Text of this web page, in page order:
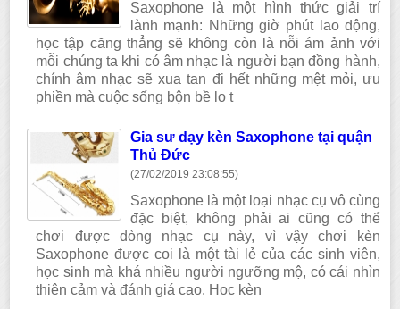
Saxophone là một hình thức giải trí
lành mạnh: Những giờ phút lao động,
học tập căng thẳng sẽ không còn là nỗi ám ảnh với
mỗi chúng ta khi có âm nhạc là người bạn đồng hành,
chính âm nhạc sẽ xua tan đi hết những mệt mỏi, ưu
phiền mà cuộc sống bộn bề lo t
Gia sư dạy kèn Saxophone tại quận
Thủ Đức
(27/02/2019 23:08:55)
Saxophone là một loại nhạc cụ vô cùng
đặc biệt, không phải ai cũng có thể
chơi được dòng nhạc cụ này, vì vậy chơi kèn
Saxophone được coi là một tài lẻ của các sinh viên,
học sinh mà khá nhiều người ngưỡng mộ, có cái nhìn
thiện cảm và đánh giá cao. Học kèn